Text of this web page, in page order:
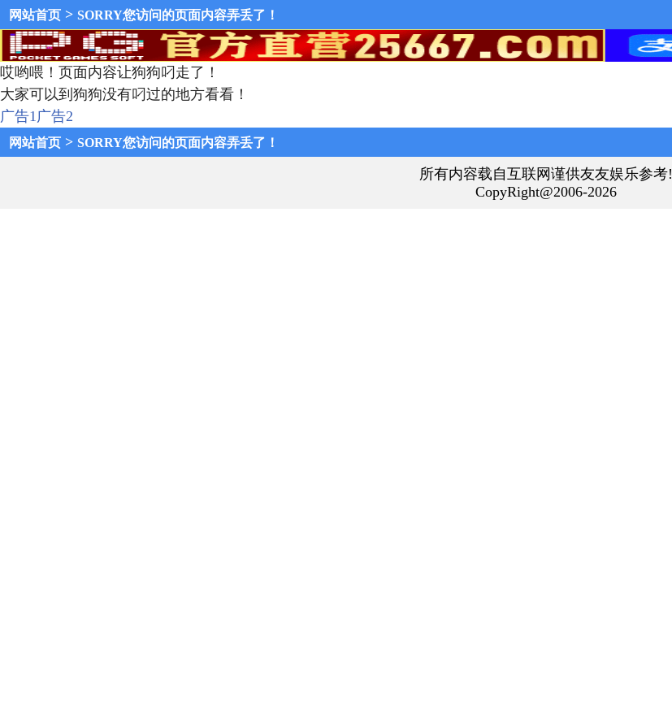
网站首页 > SORRY您访问的页面内容弄丢了！
哎哟喂！页面内容让狗狗叼走了！
大家可以到狗狗没有叼过的地方看看！
广告1广告2
网站首页 > SORRY您访问的页面内容弄丢了！
所有内容载自互联网谨供友友娱乐参考!
CopyRight@2006-2026